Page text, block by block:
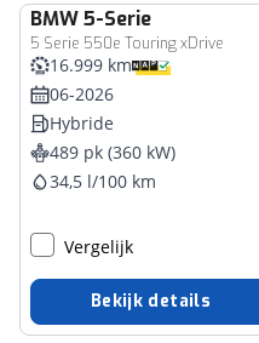
BMW5-Serie
5 Serie 550e Touring xDrive
16.999 km
06-2026
Hybride
489 pk (360 kW)
34,5 l/100 km
Vergelijk
Bekijk details